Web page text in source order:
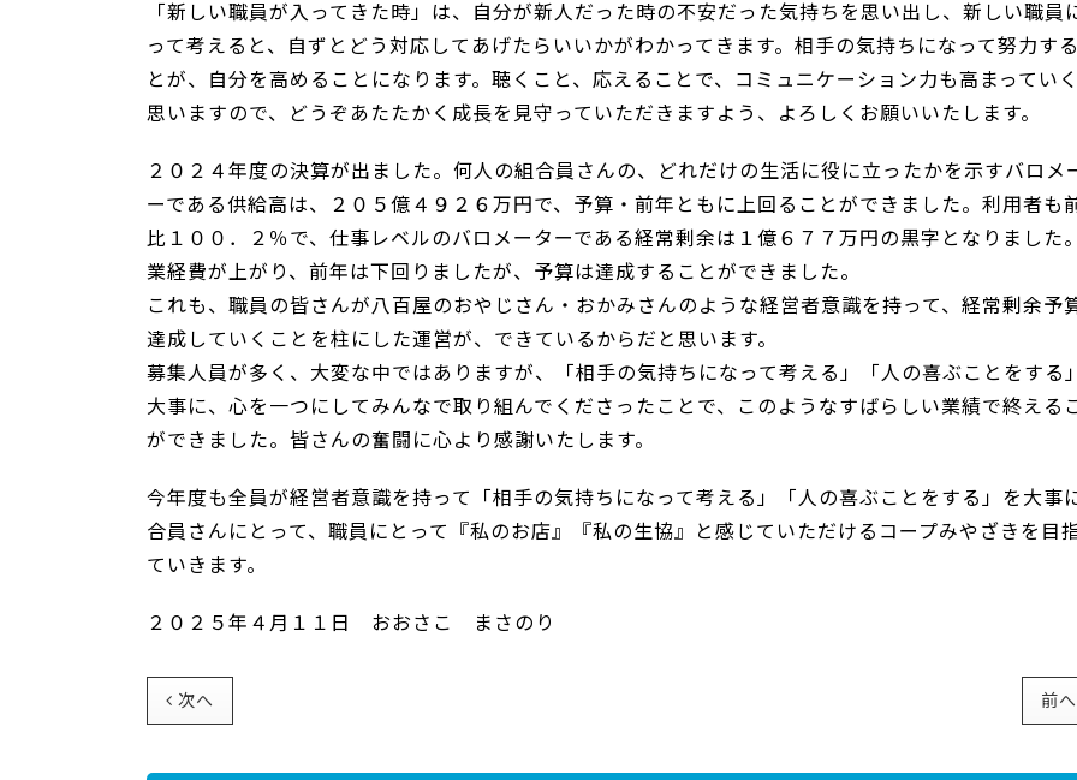
「新しい職員が入ってきた時」は、自分が新人だった時の不安だった気持ちを思い出し、新しい職員
って考えると、自ずとどう対応してあげたらいいかがわかってきます。相手の気持ちになって努力す
とが、自分を高めることになります。聴くこと、応えることで、コミュニケーション力も高まってい
思いますので、どうぞあたたかく成長を見守っていただきますよう、よろしくお願いいたします。
２０２４年度の決算が出ました。何人の組合員さんの、どれだけの生活に役に立ったかを示すバロメ
ーである供給高は、２０５億４９２６万円で、予算・前年ともに上回ることができました。利用者も
比１００．２％で、仕事レベルのバロメーターである経常剰余は１億６７７万円の黒字となりました
業経費が上がり、前年は下回りましたが、予算は達成することができました。
これも、職員の皆さんが八百屋のおやじさん・おかみさんのような経営者意識を持って、経常剰余予
達成していくことを柱にした運営が、できているからだと思います。
募集人員が多く、大変な中ではありますが、「相手の気持ちになって考える」「人の喜ぶことをする
大事に、心を一つにしてみんなで取り組んでくださったことで、このようなすばらしい業績で終える
ができました。皆さんの奮闘に心より感謝いたします。
今年度も全員が経営者意識を持って「相手の気持ちになって考える」「人の喜ぶことをする」を大事
合員さんにとって、職員にとって『私のお店』『私の生協』と感じていただけるコープみやざきを目
ていきます。
２０２５年４月１１日 おおさこ まさのり
次へ 前へ